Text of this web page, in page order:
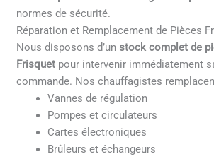
normes de sécurité.
Réparation et Remplacement de Pièces
Nous disposons d’unstock complet de
Frisquet pour intervenir immédiatement
commande. Nos chauffagistes
Vannes de régulation
Pompes et circulateurs
Cartes électroniques
Brûleurs et échangeurs